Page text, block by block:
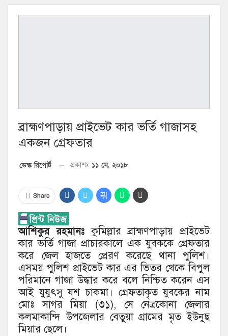
ব্রাহ্মণপাড়ায় প্রাইভেট কার ভর্তি গাজাসহ
একজন গ্রেফতার
ডেস্ক রিপোর্ট প্রকাশঃ ১১ মে, ২০১৮
Share
আশিকুর রহমানঃ কুমিল্লার ব্রাহ্মণপাড়ায় প্রাইভেট
কার ভর্তি গাজা প্রাচারকালে এক যুবককে গ্রেফতার
করে জেল হাজতে প্রেরণ করেছে থানা পুলিশ।
এসময় পুলিশ প্রাইভেট কার এর ভিতর থেকে বিপুল
পরিমানে গাজা উদ্ধার করে বলে নিশ্চিত করেন এস
আই যুযুৎসু যশ চাকমা। গ্রেফতাকৃত যুবকের নাম
মোঃ সাগর মিয়া (৩১), সে নেত্রকোনা জেলার
কলমাকান্দি উপজেলার বেতুয়া গ্রামের মৃত ইউনুছ
মিয়ার ছেলে।